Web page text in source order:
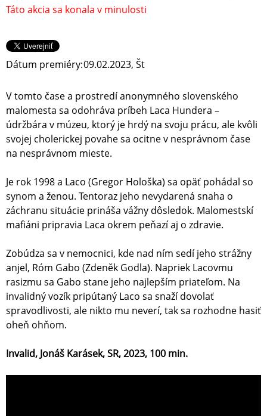
Táto akcia sa konala v minulosti
Dátum premiéry:09.02.2023, Št
V tomto čase a prostredí anonymného slovenského
malomesta sa odohráva príbeh Laca Hundera –
údržbára v múzeu, ktorý je hrdý na svoju prácu, ale kvôli
svojej cholerickej povahe sa ocitne v nesprávnom čase
na nesprávnom mieste.
Je rok 1998 a Laco (Gregor Hološka) sa opäť pohádal so
synom a ženou. Tentoraz jeho nevydarená snaha o
záchranu situácie prináša vážny dôsledok. Malomestskí
mafiáni pripravia Laca okrem peňazí aj o zdravie.
Zobúdza sa v nemocnici, kde nad ním sedí jeho strážny
anjel, Róm Gabo (Zdeněk Godla). Napriek Lacovmu
rasizmu sa Gabo stane jeho najlepším priateľom. Na
invalidný vozík pripútaný Laco sa snaží dovolať
spravodlivosti, ale nikto mu neverí, tak sa rozhodne hasiť
oheň ohňom.
Invalid, Jonáš Karásek, SR, 2023, 100 min.